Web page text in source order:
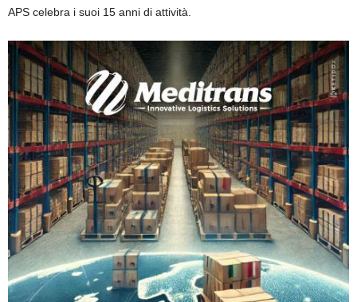
APS celebra i suoi 15 anni di attività.